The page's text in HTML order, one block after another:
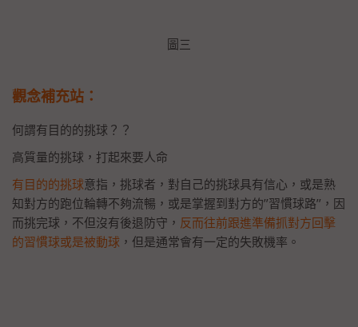
圖三
觀念補充站：
何謂有目的的挑球？？
高質量的挑球，打起來要人命
有目的的挑球意指，挑球者，對自己的挑球具有信心，或是熟
知對方的跑位輪轉不夠流暢，或是掌握到對方的’’習慣球路’’，因
而挑完球，不但沒有後退防守， 反而往前跟進準備抓對方回擊
的習慣球或是被動球 ，但是通常會有一定的失敗機率。